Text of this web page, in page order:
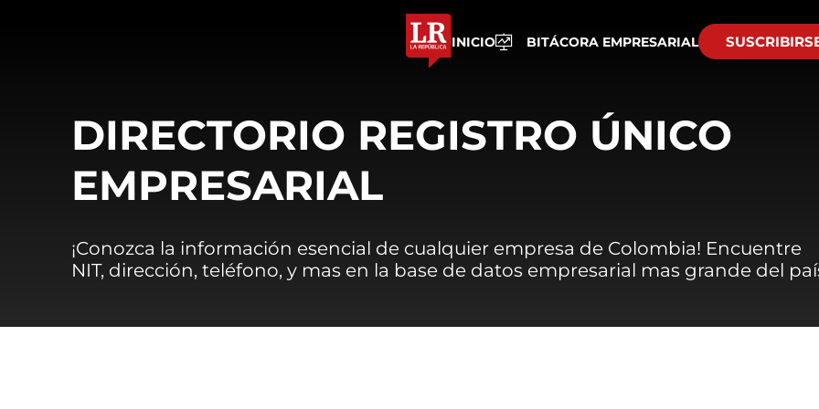
INICIO BITÁCORA EMPRESARIAL
DIRECTORIO REGISTRO ÚNICO
EMPRESARIAL
¡Conozca la información esencial de cualquier empresa de Colombia! Encuentre
NIT, dirección, teléfono, y mas en la base de datos empresarial mas grande del